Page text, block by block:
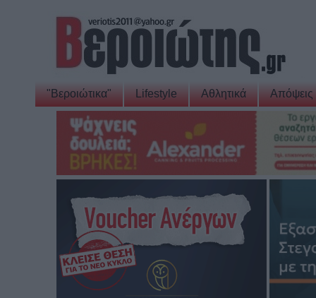
"Βεροιώτικα" Lifestyle Αθλητικά Απόψεις